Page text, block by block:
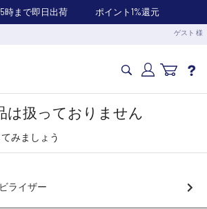
時まで即日出荷 ポイント1%還元
ゲスト 様
活家電
イザー
業務用ドローン・業務関連製品
は扱っておりません
みましょう
ライザー